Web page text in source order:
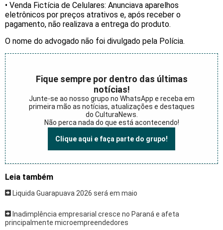
• Venda Fictícia de Celulares: Anunciava aparelhos
eletrônicos por preços atrativos e, após receber o
pagamento, não realizava a entrega do produto.
O nome do advogado não foi divulgado pela Polícia.
Fique sempre por dentro das últimas
notícias!
Junte-se ao nosso grupo no WhatsApp e receba em
primeira mão as notícias, atualizações e destaques
do CulturaNews.
Não perca nada do que está acontecendo!
Clique aqui e faça parte do grupo!
Leia também
Liquida Guarapuava 2026 será em maio
Inadimplência empresarial cresce no Paraná e afeta
principalmente microempreendedores